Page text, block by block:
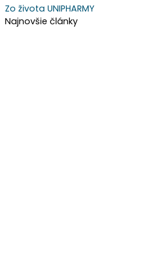
Zo života UNIPHARMY
Najnovšie články